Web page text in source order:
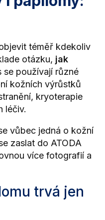
téměř kdekoliv
otázku, jak
se používají různé
kožních výrůstků
kryoterapie
léčiv.
vůbec jedná o kožní
zaslat do ATODA
více fotografií a
trvá jen